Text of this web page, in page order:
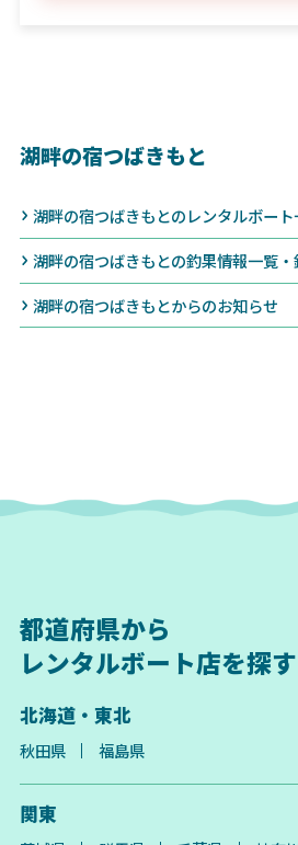
湖畔の宿つばきもと
湖畔の宿つばきもとのレンタルボート
湖畔の宿つばきもとの釣果情報一覧
湖畔の宿つばきもとからのお知らせ
都道府県から
レンタルボート店を探す
北海道・東北
秋田県 福島県
関東